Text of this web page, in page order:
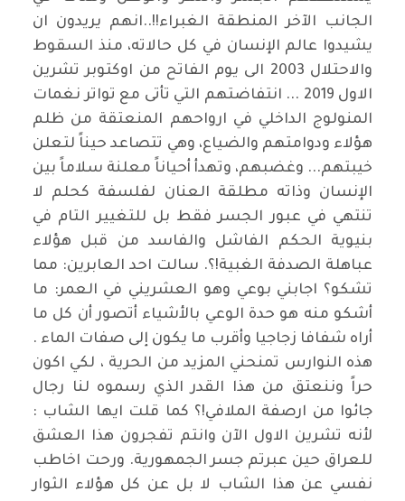
الجانب الآخر المنطقة الغبراء!!..انهم يريدون ان
يشيدوا عالم الإنسان في كل حالاته، منذ السقوط
والاحتلال 2003 الى يوم الفاتح من اوكتوبر تشرين
الاول 2019 ... انتفاضتهم التي تأتى مع تواتر نغمات
المنولوج الداخلي في ارواحهم المنعتقة من ظلم
هؤلاء ودوامتهم والضياع، وهي تتصاعد حيناً لتعلن
خيبتهم... وغضبهم، وتهدأ أحياناً معلنة سلاماً بين
الإنسان وذاته مطلقة العنان لفلسفة كحلم لا
تنتهي في عبور الجسر فقط بل للتغيير التام في
بنيوية الحكم الفاشل والفاسد من قبل هؤلاء
عباهلة الصدفة الغبية!؟. سالت احد العابرين: مما
تشكو؟ اجابني بوعي وهو العشريني في العمر: ما
أشكو منه هو حدة الوعي بالأشياء أتصور أن كل ما
أراه شفافا زجاجيا وأقرب ما يكون إلى صفات الماء .
هذه النوارس تمنحني المزيد من الحرية ، لكي اكون
حراً وننعتق من هذا القدر الذي رسموه لنا رجال
جائوا من ارصفة الملافي!؟ كما قلت ايها الشاب :
لأنه تشرين الاول الآن وانتم تفجرون هذا العشق
للعراق حين عبرتم جسر الجمهورية. ورحت اخاطب
نفسي عن هذا الشاب لا بل عن كل هؤلاء الثوار